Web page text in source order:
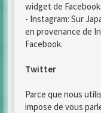
widget de Facebook.
- Instagram: Sur
en provenance de
Facebook.
Twitter
Parce que nous
impose de vous